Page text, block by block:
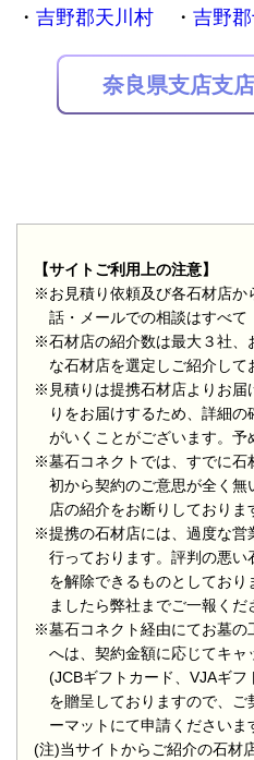
吉野郡天川村
吉野
奈良県支店支
【サイトご利用上の注意】
※お見積り依頼及び各石材店か
話・メールでの相談はすべて
※石材店の紹介数は最大３社、
な石材店を選定しご紹介して
※見積りは提携石材店よりお届
りをお届けするため、詳細
がいくことがございます。予
※墓石コネクトでは、すでに石
初から契約のご意思が全く
店の紹介をお断りしておりま
※提携の石材店には、過度な営
行っております。評判の悪
を解除できるものとしてお
ましたら弊社までご一報くだ
※墓石コネクト経由にてお墓の
へは、契約金額に応じてキ
(JCBギフトカード、VJAギ
を贈呈しておりますので、
ーマットにて申請くださいま
(注)当サイトからご紹介の石材